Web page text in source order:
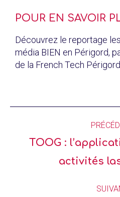
POUR EN SAVOIR
Découvrez le reportage
média BIEN en Périgord,
de la French Tech
TOOG :
activités